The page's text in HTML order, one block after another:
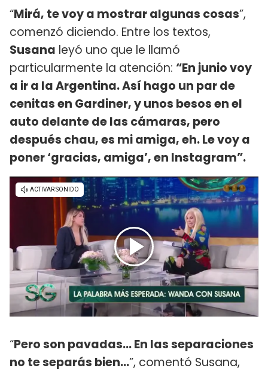
“Mirá, te voy a mostrar algunas cosas”,
comenzó diciendo. Entre los textos,
Susana leyó uno que le llamó
particularmente la atención: “En junio voy
a ir a la Argentina. Así hago un par de
cenitas en Gardiner, y unos besos en el
auto delante de las cámaras, pero
después chau, es mi amiga, eh. Le voy a
poner ‘gracias, amiga’, en Instagram”.
“Pero son pavadas... En las separaciones
no te separás bien...”, comentó Susana,